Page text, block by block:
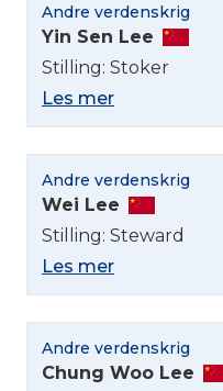
Andre verdenskrig
Yin Sen Lee
Stilling: Stoker
Les mer
Andre verdenskrig
Wei Lee
Stilling: Steward
Les mer
Andre verdenskrig
Chung Woo Lee